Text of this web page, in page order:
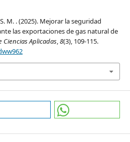
M. . (2025). Mejorar la seguridad
las exportaciones de gas natural de
Ciencias Aplicadas,8(3), 109-115.